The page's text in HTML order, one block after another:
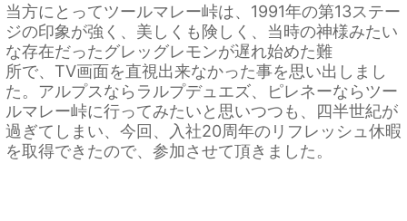
当方にとってツールマレー峠は、 1991年の第13ステー
ジの印象が強く、美しくも険しく、 当時の神様みたい
な存在だったグレッグレモンが遅れ始めた難
所で、TV画面を直視出来なかった事を思い出しまし
た。 アルプスならラルプデュエズ、
ピレネーならツー
ルマレー峠に行ってみたいと思いつつも、 四半世紀が
過ぎてしまい、今回、入社20周年のリフレッシュ休暇
を取得できたので、 参加させて頂きました。